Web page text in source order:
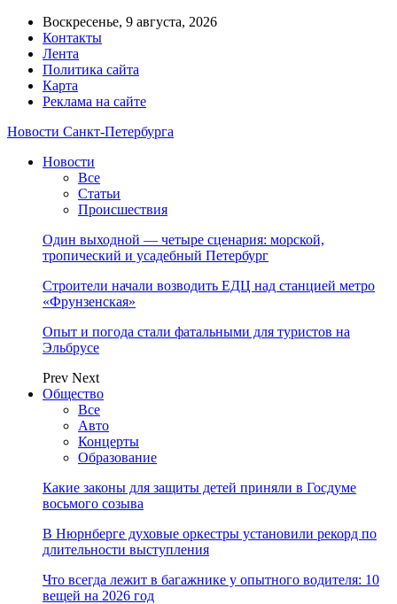
Воскресенье, 9 августа, 2026
Контакты
Лента
Политика сайта
Карта
Реклама на сайте
Новости Санкт-Петербурга
Новости
Все
Статьи
Происшествия
Один выходной — четыре сценария: морской,
тропический и усадебный Петербург
Строители начали возводить ЕДЦ над станцией метро
«Фрунзенская»
Опыт и погода стали фатальными для туристов на
Эльбрусе
Prev Next
Общество
Все
Авто
Концерты
Образование
Какие законы для защиты детей приняли в Госдуме
восьмого созыва
В Нюрнберге духовые оркестры установили рекорд по
длительности выступления
Что всегда лежит в багажнике у опытного водителя: 10
вещей на 2026 год